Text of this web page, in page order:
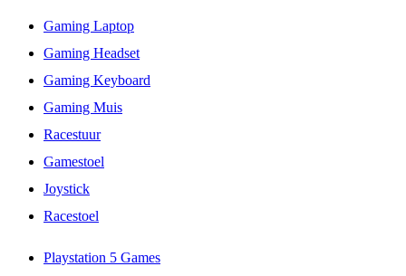
Gaming Laptop
Gaming Headset
Gaming Keyboard
Gaming Muis
Racestuur
Gamestoel
Joystick
Racestoel
Playstation 5 Games